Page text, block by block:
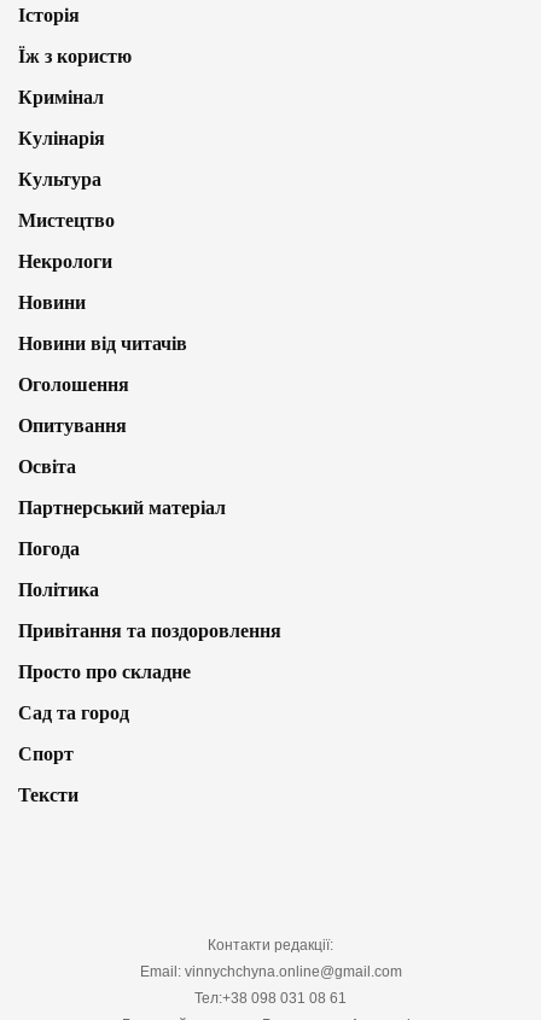
Історія
Їж з користю
Кримінал
Кулінарія
Культура
Мистецтво
Некрологи
Новини
Новини від читачів
Оголошення
Опитування
Освіта
Партнерський матеріал
Погода
Політика
Привітання та поздоровлення
Просто про складне
Сад та город
Спорт
Тексти
Контакти редакції:
Email: vinnychchyna.online@gmail.com
Тел:+38 098 031 08 61